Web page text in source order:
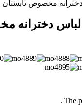
مخصوص تابستان
دخترانه
The